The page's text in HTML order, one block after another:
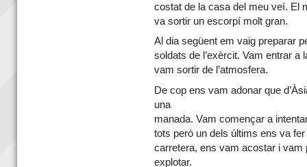
costat de la casa del meu veí. El
va sortir un escorpí molt gran.
Al dia següent em vaig preparar
soldats de l’exèrcit. Vam entrar a
vam sortir de l’atmosfera.
De cop ens vam adonar que
una
manada. Vam començar a
tots però un dels últims ens va
carretera, ens vam acostar i vam
explotar.